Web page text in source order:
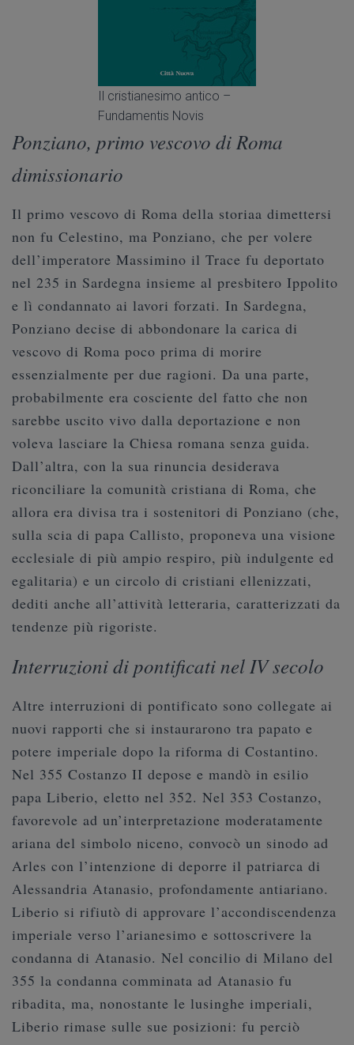
Il cristianesimo antico –
Fundamentis Novis
Ponziano, primo vescovo di Roma
dimissionario
Il primo vescovo di Roma della storiaa dimettersi
non fu Celestino, ma Ponziano, che per volere
dell’imperatore Massimino il Trace fu deportato
nel 235 in Sardegna insieme al presbitero Ippolito
e lì condannato ai lavori forzati. In Sardegna,
Ponziano decise di abbondonare la carica di
vescovo di Roma poco prima di morire
essenzialmente per due ragioni. Da una parte,
probabilmente era cosciente del fatto che non
sarebbe uscito vivo dalla deportazione e non
voleva lasciare la Chiesa romana senza guida.
Dall’altra, con la sua rinuncia desiderava
riconciliare la comunità cristiana di Roma, che
allora era divisa tra i sostenitori di Ponziano (che,
sulla scia di papa Callisto, proponeva una visione
ecclesiale di più ampio respiro, più indulgente ed
egalitaria) e un circolo di cristiani ellenizzati,
dediti anche all’attività letteraria, caratterizzati da
tendenze più rigoriste.
Interruzioni di pontificati nel IV secolo
Altre interruzioni di pontificato sono collegate ai
nuovi rapporti che si instaurarono tra papato e
potere imperiale dopo la riforma di Costantino.
Nel 355 Costanzo II depose e mandò in esilio
papa Liberio, eletto nel 352. Nel 353 Costanzo,
favorevole ad un’interpretazione moderatamente
ariana del simbolo niceno, convocò un sinodo ad
Arles con l’intenzione di deporre il patriarca di
Alessandria Atanasio, profondamente antiariano.
Liberio si rifiutò di approvare l’accondiscendenza
imperiale verso l’arianesimo e sottoscrivere la
condanna di Atanasio. Nel concilio di Milano del
355 la condanna comminata ad Atanasio fu
ribadita, ma, nonostante le lusinghe imperiali,
Liberio rimase sulle sue posizioni: fu perciò